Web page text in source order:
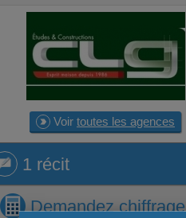
Voir toutes les agences
1 récit
Demandezchiffrage
1 récit